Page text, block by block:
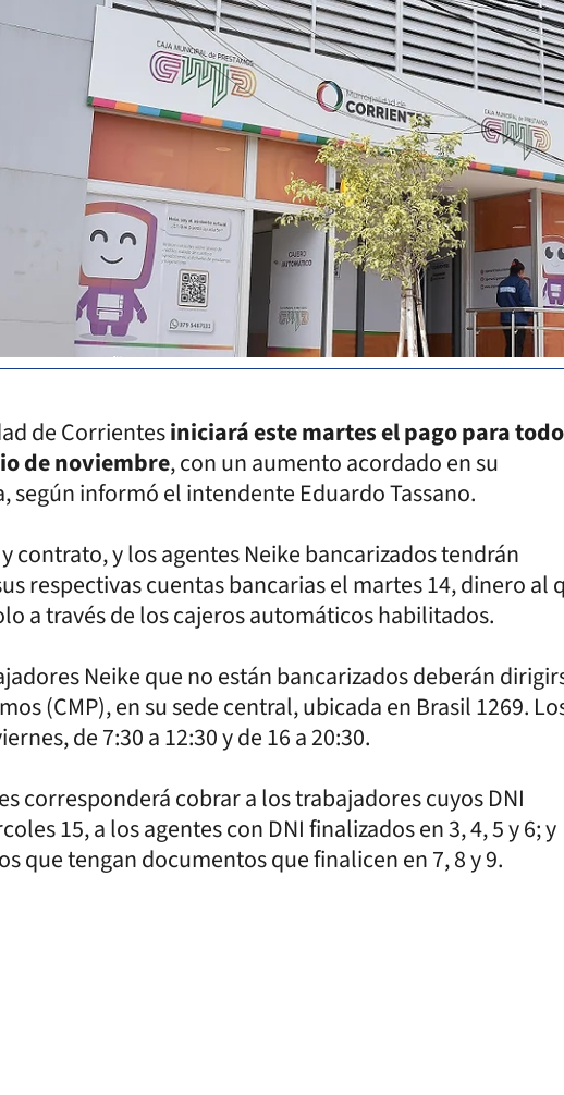
de Corrientesiniciará este martes el pago para
de noviembre, con un aumento acordado en su
según informó el intendente Eduardo Tassano.
contrato, y los agentes Neike bancarizados tendrán
respectivas cuentas bancarias el martes 14, dinero al
a través de los cajeros automáticos habilitados.
Neike que no están bancarizados deberán
(CMP), en su sede central, ubicada en Brasil 1269.
de 7:30 a 12:30 y de 16 a 20:30.
corresponderá cobrar a los trabajadores cuyos DNI
15, a los agentes con DNI finalizados en 3, 4, 5 y 6; y
que tengan documentos que finalicen en 7, 8 y 9.